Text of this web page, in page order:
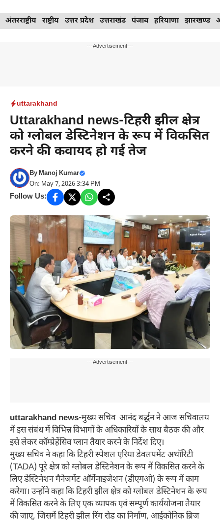
Skip
to
अंतरराष्ट्रीय राष्ट्रीय उत्तर प्रदेश उत्तराखंड पंजाब हरियाणा झारखण्ड
---Advertisement---
uttarakhand
Uttarakhand news-टिहरी झील क्षेत्र
को ग्लोबल डेस्टिनेशन के रूप में विकसित
करने की कवायद हो गई तेज
ByManoj Kumar
On: May 7, 2026 3:34 PM
Follow Us:
---Advertisement---
uttarakhand news-मुख्य सचिव आनंद बर्द्धन ने आज सचिवालय
में इस संबंध में विभिन्न विभागों के अधिकारियों के साथ बैठक की और
इसे लेकर कॉम्प्रेहेंसिव प्लान तैयार करने के निर्देश दिए।
मुख्य सचिव ने कहा कि टिहरी स्पेशल एरिया डेवलपमेंट अथॉरिटी
(TADA) पूरे क्षेत्र को ग्लोबल डेस्टिनेशन के रूप में विकसित करने के
लिए डेस्टिनेशन मैनेजमेंट ऑर्गेनाइजेशन (डीएमओ) के रूप में काम
करेगा। उन्होंने कहा कि टिहरी झील क्षेत्र को ग्लोबल डेस्टिनेशन के रूप
में विकसित करने के लिए एक व्यापक एवं सम्पूर्ण कार्ययोजना तैयार
की जाए, जिसमें टिहरी झील रिंग रोड का निर्माण, आईकोनिक ब्रिज